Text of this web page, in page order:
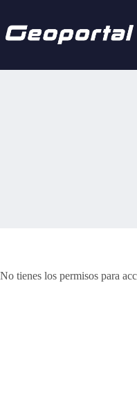
contenido
No tienes los permisos para